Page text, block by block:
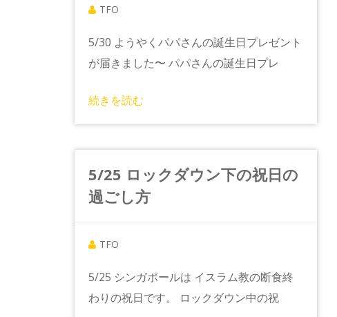
TFO
5/30 ようやくパパさんの誕生日プレゼント
が届きました〜 パパさんの誕生日プレ
続きを読む
5/25 ロックダウン下の祝日の
過ごし方
TFO
5/25 シンガポールは イスラム教の断食終
わりの祝日です。 ロックダウン中の祝